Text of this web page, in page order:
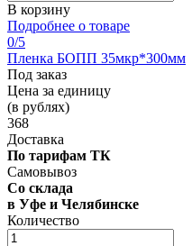
В корзину
Подробнее о товаре
0/5
Пленка БОПП 35мкр*300мм
Под заказ
Цена за единицу
(в рублях)
368
Доставка
По тарифам ТК
Самовывоз
Со склада
в Уфе и Челябинске
Количество